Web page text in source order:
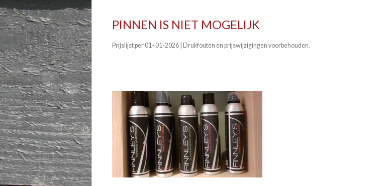
PINNEN IS NIET MOGELIJK
Prijslijst per 01- 01-2026 | Drukfouten en prijswijzigingen voorbehouden.